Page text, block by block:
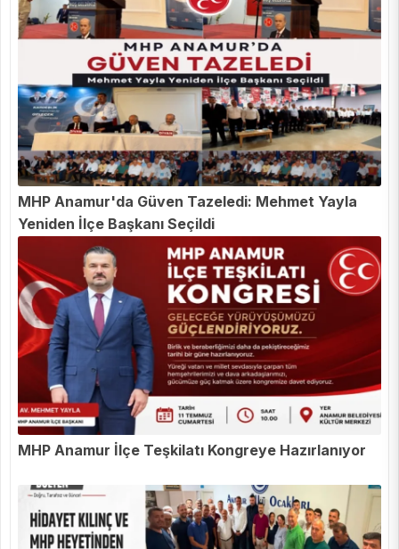
MHP Anamur'da Güven Tazeledi: Mehmet Yayla
Yeniden İlçe Başkanı Seçildi
MHP Anamur İlçe Teşkilatı Kongreye Hazırlanıyor